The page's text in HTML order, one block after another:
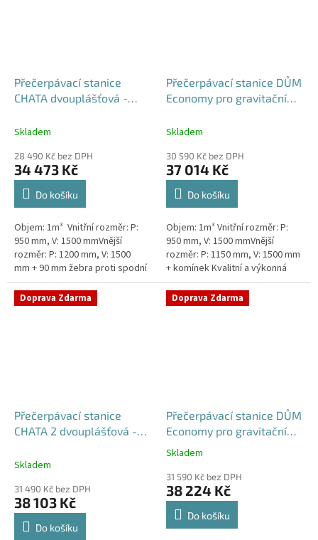
Přečerpávací stanice
CHATA dvouplášťová -
Skladem
28 490 Kč bez DPH
34 473 Kč
Do košíku
Objem: 1m³ Vnitřní rozměr: P:
950 mm, V: 1500 mmVnější
rozměr: P: 1200 mm, V: 1500
mm + 90 mm žebra proti spodní
vodě + komínek Levná, ale plně
funkční přečerpávací...
Přečerpávací stanice DŮM
Economy pro gravitační
- nádrž 1m3
Skladem
30 590 Kč bez DPH
37 014 Kč
Do košíku
Objem: 1m³ Vnitřní rozměr: P:
950 mm, V: 1500 mmVnější
rozměr: P: 1150 mm, V: 1500 mm
+ komínek Kvalitní a výkonná
přečerpávací stanice k chatám,
chalupám a rodinným domům...
Doprava Zdarma
Přečerpávací stanice
CHATA 2 dvouplášťová -
Skladem
31 490 Kč bez DPH
38 103 Kč
Do košíku
Doprava Zdarma
Přečerpávací stanice DŮM
Economy pro gravitační
kanalizace samonosná -
Průměrné
produktu
je
5,0
Skladem
31 590 Kč bez DPH
38 224 Kč
Do košíku